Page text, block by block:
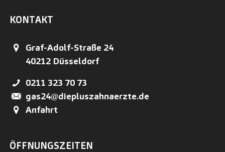
KONTAKT
Graf-Adolf-Straße 24
40212 Düsseldorf
0211 323 70 73
gas24@diepluszahnaerzte.de
Anfahrt
ÖFFNUNGSZEITEN